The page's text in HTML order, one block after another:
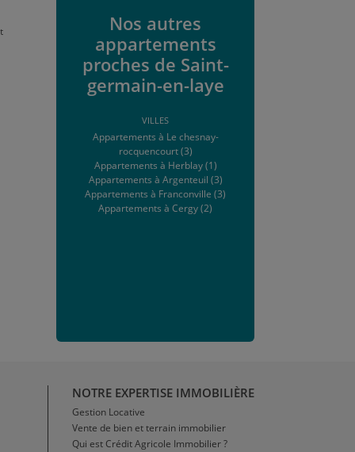
Nos autres
appartements
proches de Saint-
germain-en-laye
VILLES
Appartements à Le chesnay-
rocquencourt (3)
Appartements à Herblay (1)
Appartements à Argenteuil (3)
Appartements à Franconville (3)
Appartements à Cergy (2)
NOTRE EXPERTISE IMMOBILIÈRE
Gestion Locative
Vente de bien et terrain immobilier
Qui est Crédit Agricole Immobilier ?